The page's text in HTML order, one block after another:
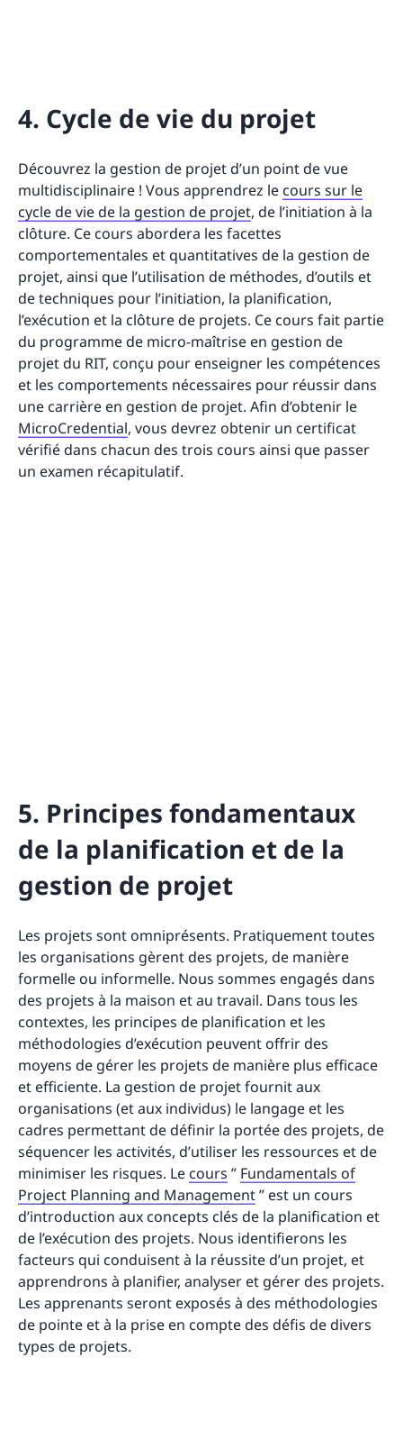
4. Cycle de vie du projet
Découvrez la gestion de projet d’un point de vue
multidisciplinaire ! Vous apprendrez le cours sur le
cycle de vie de la gestion de projet, de l’initiation à la
clôture. Ce cours abordera les facettes
comportementales et quantitatives de la gestion de
projet, ainsi que l’utilisation de méthodes, d’outils et
de techniques pour l’initiation, la planification,
l’exécution et la clôture de projets. Ce cours fait partie
du programme de micro-maîtrise en gestion de
projet du RIT, conçu pour enseigner les compétences
et les comportements nécessaires pour réussir dans
une carrière en gestion de projet. Afin d’obtenir le
MicroCredential, vous devrez obtenir un certificat
vérifié dans chacun des trois cours ainsi que passer
un examen récapitulatif.
5. Principes fondamentaux
de la planification et de la
gestion de projet
Les projets sont omniprésents. Pratiquement toutes
les organisations gèrent des projets, de manière
formelle ou informelle. Nous sommes engagés dans
des projets à la maison et au travail. Dans tous les
contextes, les principes de planification et les
méthodologies d’exécution peuvent offrir des
moyens de gérer les projets de manière plus efficace
et efficiente. La gestion de projet fournit aux
organisations (et aux individus) le langage et les
cadres permettant de définir la portée des projets, de
séquencer les activités, d’utiliser les ressources et de
minimiser les risques. Le cours ” Fundamentals of
Project Planning and Management” est un cours
d’introduction aux concepts clés de la planification et
de l’exécution des projets. Nous identifierons les
facteurs qui conduisent à la réussite d’un projet, et
apprendrons à planifier, analyser et gérer des projets.
Les apprenants seront exposés à des méthodologies
de pointe et à la prise en compte des défis de divers
types de projets.